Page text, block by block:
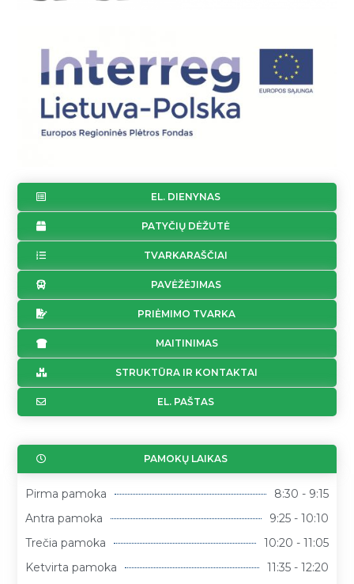
EL. DIENYNAS
PATYČIŲ DĖŽUTĖ
TVARKARAŠČIAI
PAVĖŽĖJIMAS
PRIĖMIMO TVARKA
MAITINIMAS
STRUKTŪRA IR KONTAKTAI
EL. PAŠTAS
PAMOKŲ LAIKAS
Pirma pamoka
8:30 - 9:15
Antra pamoka
9:25 - 10:10
Trečia pamoka
10:20 - 11:05
Ketvirta pamoka
11:35 - 12:20